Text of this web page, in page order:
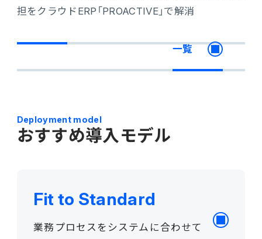
担をクラウドERP「PROACTIVE」で解消
一覧
Deployment model
おすすめ導入モデル
Fit to Standard
業務プロセスをシステムに合わせて